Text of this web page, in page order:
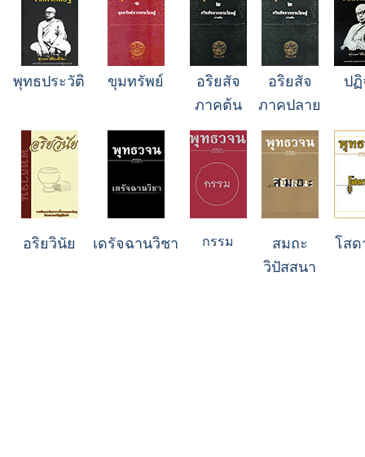
พุทธประวัติ ขุมทรัพย์
อริยสัจ
ภาคต้น
อริยสัจ
ภาคปลาย
ป
อริยวินัย เดรัจฉานวิชา กรรม
สมถะ
วิปัสสนา
โส